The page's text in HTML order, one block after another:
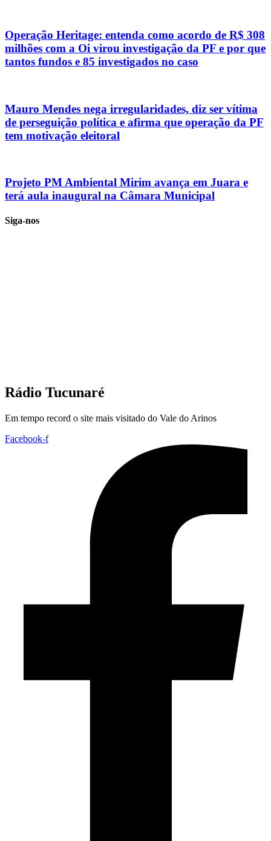
Operação Heritage: entenda como acordo de R$ 308
milhões com a Oi virou investigação da PF e por que
tantos fundos e 85 investigados no caso
Mauro Mendes nega irregularidades, diz ser vítima
de perseguição política e afirma que operação da PF
tem motivação eleitoral
Projeto PM Ambiental Mirim avança em Juara e
terá aula inaugural na Câmara Municipal
Siga-nos
Rádio Tucunaré
Em tempo record o site mais visitado do Vale do Arinos
Facebook-f